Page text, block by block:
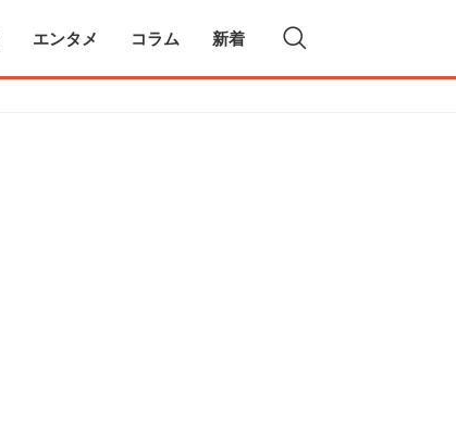
エンタメ コラム 新着